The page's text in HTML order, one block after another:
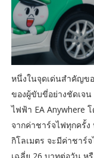
หนึ่งในจุดเด่นสำคัญข
ของผู้ขับขี่อย่างชัดเจ
ไฟฟ้า EA Anywhere
จากค่าชาร์จไฟทุกครั้
กิโลเมตร จะมีค่าชาร์